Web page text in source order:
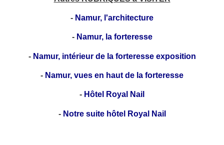
- Namur, l'architecture
- Namur, la forteresse
- Namur, intérieur de la forteresse exposition
- Namur, vues en haut de la forteresse
- Hôtel Royal Nail
- Notre suite hôtel Royal Nail